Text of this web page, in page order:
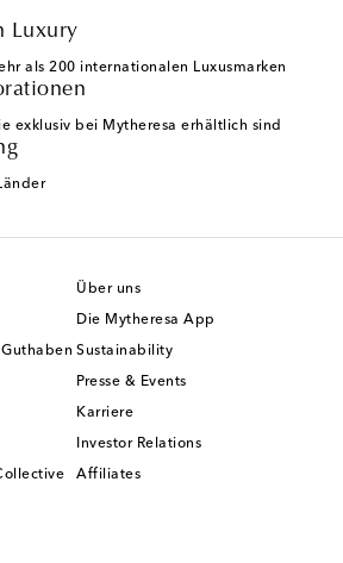
Luxury
als 200 internationalen Luxusmarken
exklusiv bei Mytheresa erhältlich sind
Über uns
Die Mytheresa App
Sustainability
Presse & Events
Karriere
Investor Relations
Affiliates